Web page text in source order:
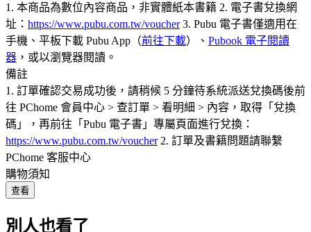
1. 本商品為數位內容商品，非實體紙本書籍 2. 電子書兌換網
址： https://www.pubu.com.tw/voucher3. Pubu 電子書僅適用在
手機、平板下載 Pubu App（前往下載）、 Pubook 電子閱讀
器 ，或以瀏覽器閱讀。
備註
1. 訂單確認交易成功後，請稍候 5 分鐘待系統派送兌換碼後前
往 PChome 會員中心 > 查訂單 > 看明細 > 內容，取得「兌換
碼」，再前往「Pubu 電子書」專屬頁面進行兌換：
https://www.pubu.com.tw/voucher2. 訂單及書籍問題請聯繫
PChome 客服中心
購物須知
查看
別人也看了